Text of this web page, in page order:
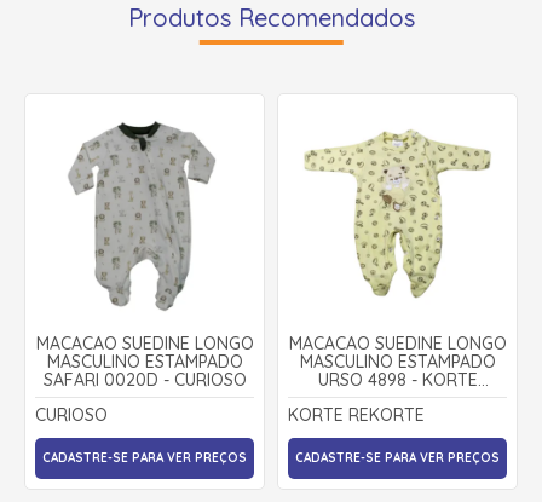
Produtos Recomendados
MACACÃO SUEDINE LONGO
MASCULINO ESTAMPADO
SAFARI 0020D - CURIOSO
CURIOSO
CADASTRE-SE PARA VER PREÇOS
MACACÃO SUEDINE LONGO
MASCULINO ESTAMPADO
URSO 4898 - KORTE
REKORTE
KORTE REKORTE
CADASTRE-SE PARA VER PREÇOS